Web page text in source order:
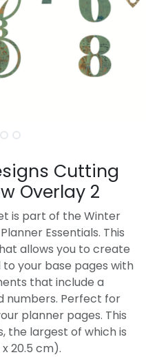
Cutting
Overlay 2
is part of the Winter
Essentials. This
allows you to create
your base pages with
that include a
numbers. Perfect for
planner pages. This
the largest of which is
x 20.5 cm).